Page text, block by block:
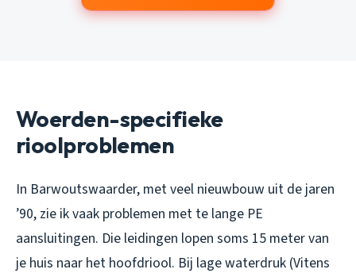
Woerden-specifieke
rioolproblemen
In Barwoutswaarder, met veel nieuwbouw uit de jaren
’90, zie ik vaak problemen met te lange PE
aansluitingen. Die leidingen lopen soms 15 meter van
je huis naar het hoofdriool. Bij lage waterdruk (Vitens